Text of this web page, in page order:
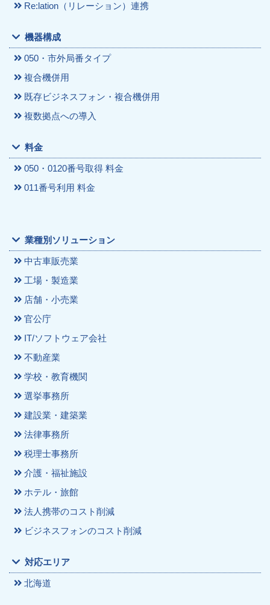
Re:lation（リレーション）連携
機器構成
050・市外局番タイプ
複合機併用
既存ビジネスフォン・複合機併用
複数拠点への導入
料金
050・0120番号取得 料金
011番号利用 料金
業種別ソリューション
中古車販売業
工場・製造業
店舗・小売業
官公庁
IT/ソフトウェア会社
不動産業
学校・教育機関
選挙事務所
建設業・建築業
法律事務所
税理士事務所
介護・福祉施設
ホテル・旅館
法人携帯のコスト削減
ビジネスフォンのコスト削減
対応エリア
北海道